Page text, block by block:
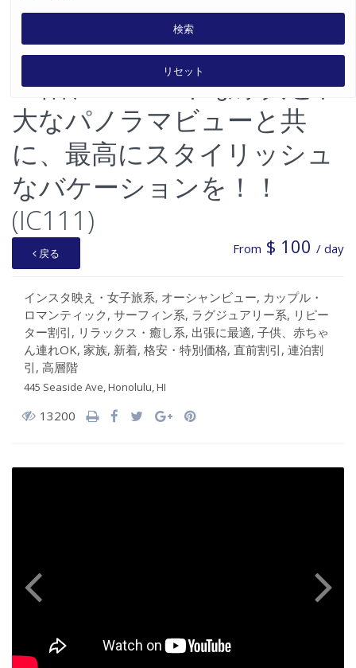
アイランドコロニー Studio
31階、 スマートな家具と壮
大なパノラマビューと共
に、最高にスタイリッシュ
なバケーションを！！
(IC111)
戻る From $ 100 / day
インスタ映え・女子旅系, オーシャンビュー, カップル・
ロマンティック, サーフィン系, ラグジュアリー系, リピー
ター割引 , リラックス・癒し系, 出張に最適, 子供、赤ちゃ
ん連れOK, 家族, 新着, 格安・特別価格, 直前割引 , 連泊割
引 , 高層階
445 Seaside Ave, Honolulu, HI
13200
検索
リセット